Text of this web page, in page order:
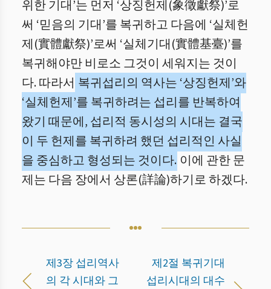
위한 기대’는 먼저 ‘상징헌제(象徵獻祭)’로
써 ‘믿음의 기대’를 복귀하고 다음에 ‘실체헌
제(實體獻祭)’로써 ‘실체기대(實體基臺)’를
복귀해야만 비로소 그것이 세워지는 것이
다. 따라서 복귀섭리의 역사는 ‘상징헌제’와
‘실체헌제’를 복귀하려는 섭리를 반복하여
왔기 때문에, 섭리적 동시성의 시대는 결국
이 두 헌제를 복귀하려 했던 섭리적인 사실
을 중심하고 형성되는 것이다. 이에 관한 문
제는 다음 장에서 상론(詳論)하기로 하겠다.
제3장 섭리역사
의 각 시대와 그
제2절 복귀기대
섭리시대의 대수